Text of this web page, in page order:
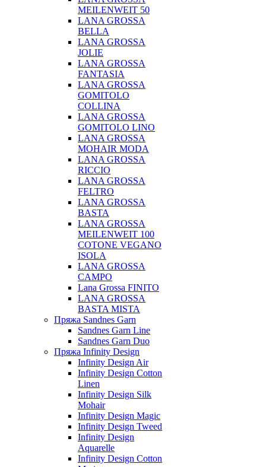
MEILENWEIT 50
LANA GROSSA
BELLA
LANA GROSSA
JOLIE
LANA GROSSA
FANTASIA
LANA GROSSA
GOMITOLO
COLLINA
LANA GROSSA
GOMITOLO LINO
LANA GROSSA
MOHAIR MODA
LANA GROSSA
RICCIO
LANA GROSSA
FELTRO
LANA GROSSA
BASTA
LANA GROSSA
MEILENWEIT 100
COTONE VEGANO
ISOLA
LANA GROSSA
CAMPO
Lana Grossa FINITO
LANA GROSSA
BASTA MISTA
Пряжа Sandnes Garn
Sandnes Garn Line
Sandnes Garn Duo
Пряжа Infinity Design
Infinity Design Air
Infinity Design Cotton
Linen
Infinity Design Silk
Mohair
Infinity Design Magic
Infinity Design Tweed
Infinity Design
Aquarelle
Infinity Design Cotton